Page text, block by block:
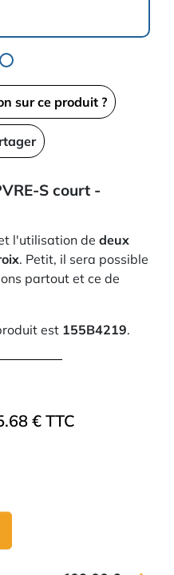
sur ce produit ?
S court -
l'utilisation de deux
. Petit, il sera possible
partout et ce de
est 155B4219.
€ TTC